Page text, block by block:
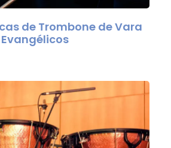
de Trombone de Vara